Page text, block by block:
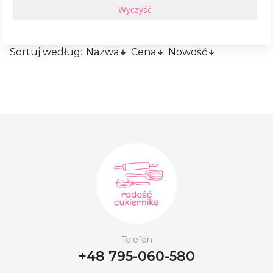
Sortuj według: Nazwa Cena Nowość
Telefon
+48 795-060-580